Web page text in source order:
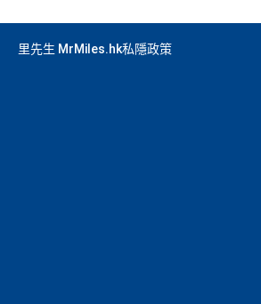
里先生 MrMiles.hk私隱政策